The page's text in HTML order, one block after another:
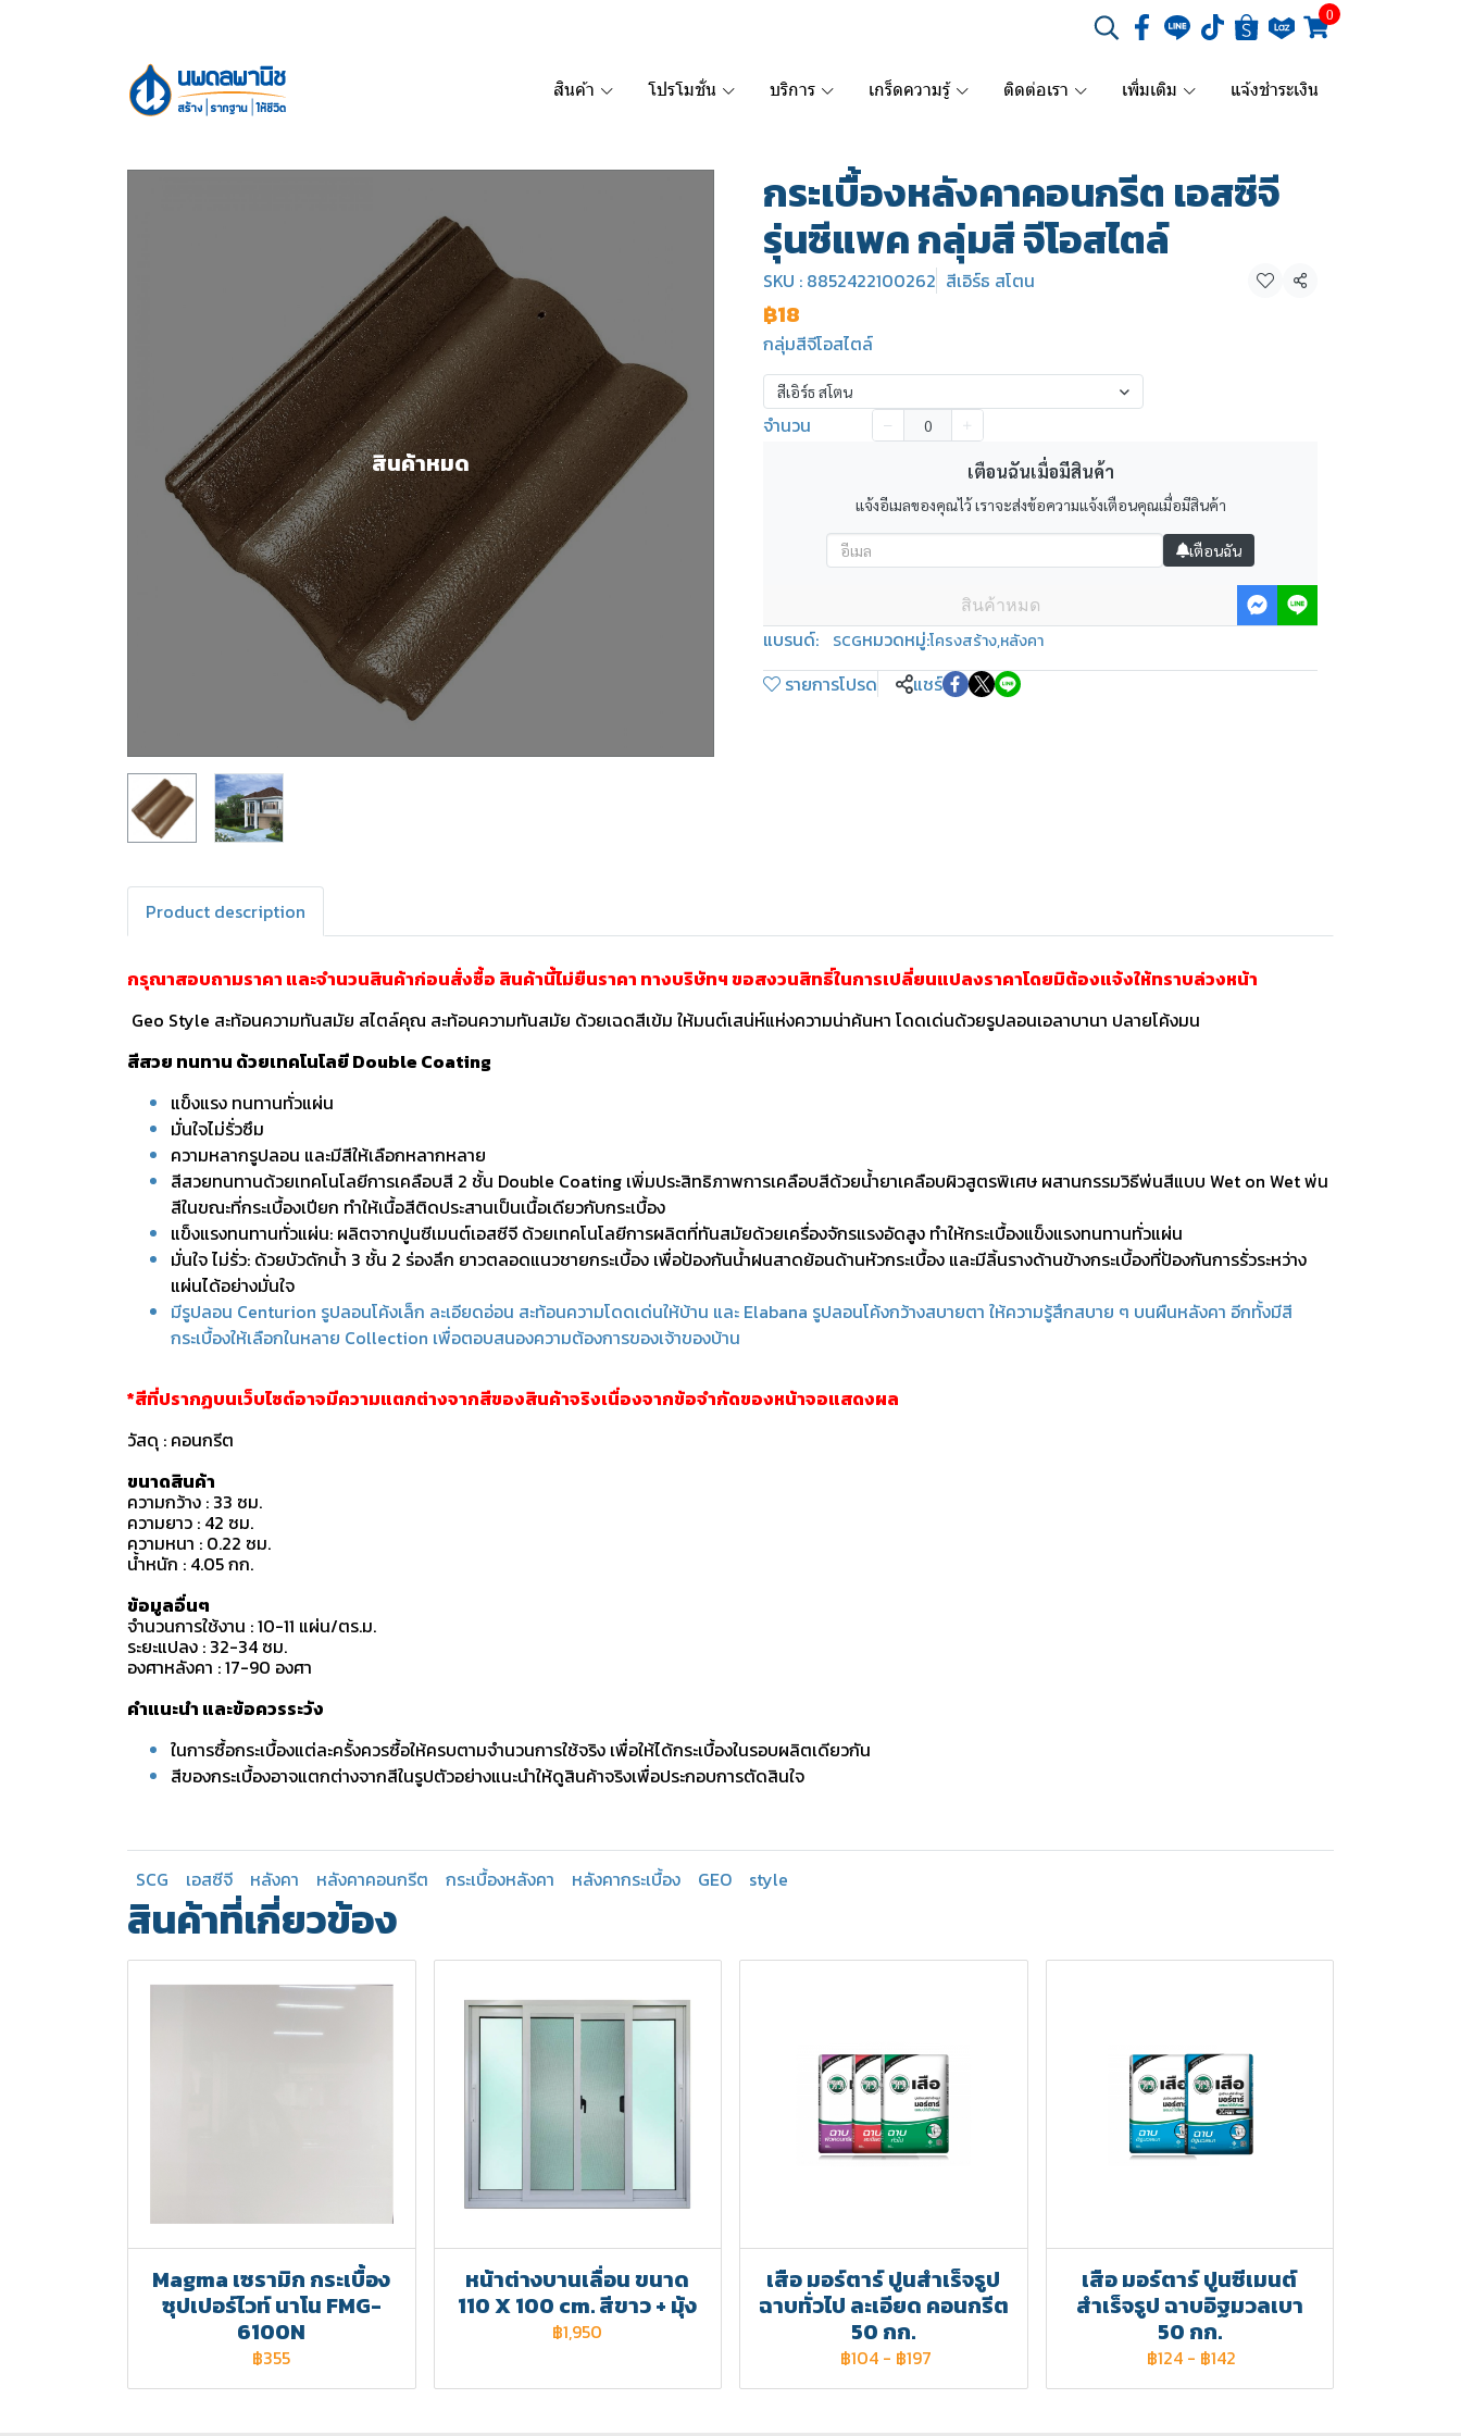
0
สินค้า โปรโมชั่น บริการ เกร็ดความรู้ ติดต่อเรา เพิ่มเติม แจ้งชำระเงิน
สินค้าหมด
กระเบื้องหลังคาคอนกรีต เอสซีจี
รุ่นซีแพค กลุ่มสี จีโอสไตล์
SKU : 8852422100262 สีเอิร์ธ สโตน แชร์
฿18
กลุ่มสีจีโอสไตล์
สีเอิร์ธ สโตน
จำนวน
เตือนฉันเมื่อมีสินค้า
แจ้งอีเมลของคุณไว้ เราจะส่งข้อความแจ้งเตือนคุณเมื่อมีสินค้า
เตือนฉัน
สินค้าหมด
แบรนด์: SCGหมวดหมู่:โครงสร้าง,หลังคา
รายการโปรด แชร์
Product description
กรุณาสอบถามราคา และจำนวนสินค้าก่อนสั่งซื้อ สินค้านี้ไม่ยืนราคา ทางบริษัทฯ ขอสงวนสิทธิ์ในการเปลี่ยนแปลงราคาโดยมิต้องแจ้งให้ทราบล่วงหน้า
Geo Style สะท้อนความทันสมัย สไตล์คุณ สะท้อนความทันสมัย ด้วยเฉดสีเข้ม ให้มนต์เสน่ห์แห่งความน่าค้นหา โดดเด่นด้วยรูปลอนเอลาบานา ปลายโค้งมน
สีสวย ทนทาน ด้วยเทคโนโลยี Double Coating
แข็งแรง ทนทานทั่วแผ่น
มั่นใจไม่รั่วซึม
ความหลากรูปลอน และมีสีให้เลือกหลากหลาย
สีสวยทนทานด้วยเทคโนโลยีการเคลือบสี 2 ชั้น Double Coating เพิ่มประสิทธิภาพการเคลือบสีด้วยน้ำยาเคลือบผิวสูตรพิเศษ ผสานกรรมวิธีพ่นสีแบบ Wet on Wet พ่น
สีในขณะที่กระเบื้องเปียก ทำให้เนื้อสีติดประสานเป็นเนื้อเดียวกับกระเบื้อง
แข็งแรงทนทานทั่วแผ่น: ผลิตจากปูนซีเมนต์เอสซีจี ด้วยเทคโนโลยีการผลิตที่ทันสมัยด้วยเครื่องจักรแรงอัดสูง ทำให้กระเบื้องแข็งแรงทนทานทั่วแผ่น
มั่นใจ ไม่รั่ว: ด้วยบัวดักน้ำ 3 ชั้น 2 ร่องลึก ยาวตลอดแนวชายกระเบื้อง เพื่อป้องกันน้ำฝนสาดย้อนด้านหัวกระเบื้อง และมีลิ้นรางด้านข้างกระเบื้องที่ป้องกันการรั่วระหว่าง
แผ่นได้อย่างมั่นใจ
มีรูปลอน Centurion รูปลอนโค้งเล็ก ละเอียดอ่อน สะท้อนความโดดเด่นให้บ้าน และ Elabana รูปลอนโค้งกว้างสบายตา ให้ความรู้สึกสบาย ๆ บนผืนหลังคา อีกทั้งมีสี
กระเบื้องให้เลือกในหลาย Collection เพื่อตอบสนองความต้องการของเจ้าของบ้าน
*สีที่ปรากฏบนเว็บไซต์อาจมีความแตกต่างจากสีของสินค้าจริงเนื่องจากข้อจำกัดของหน้าจอแสดงผล
วัสดุ : คอนกรีต
ขนาดสินค้า
ความกว้าง : 33 ซม.
ความยาว : 42 ซม.
ความหนา : 0.22 ซม.
น้ำหนัก : 4.05 กก.
ข้อมูลอื่นๆ
จำนวนการใช้งาน : 10-11 แผ่น/ตร.ม.
ระยะแปลง : 32-34 ซม.
องศาหลังคา : 17-90 องศา
คำแนะนำ และข้อควรระวัง
ในการซื้อกระเบื้องแต่ละครั้งควรซื้อให้ครบตามจำนวนการใช้จริง เพื่อให้ได้กระเบื้องในรอบผลิตเดียวกัน
สีของกระเบื้องอาจแตกต่างจากสีในรูปตัวอย่างแนะนำให้ดูสินค้าจริงเพื่อประกอบการตัดสินใจ
SCG เอสซีจี หลังคา หลังคาคอนกรีต กระเบื้องหลังคา หลังคากระเบื้อง GEO style
สินค้าที่เกี่ยวข้อง
Magma เซรามิก กระเบื้อง
ซุปเปอร์ไวท์ นาโน FMG-
6100N
฿355
หน้าต่างบานเลื่อน ขนาด
110 X 100 cm. สีขาว + มุ้ง
฿1,950
เสือ มอร์ตาร์ ปูนสำเร็จรูป
ฉาบทั่วไป ละเอียด คอนกรีต
50 กก.
฿104 - ฿197
เสือ มอร์ตาร์ ปูนซีเมนต์
สำเร็จรูป ฉาบอิฐมวลเบา
50 กก.
฿124 - ฿142